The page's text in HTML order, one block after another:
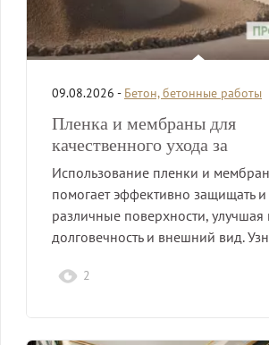
09.08.2026 - Бетон, бетонные работы
Пленка и мембраны для
качественного ухода за
поверхностями
Использование пленки и
помогает эффективно защищать и
различные поверхности, улучшая
долговечность и внешний вид.
2